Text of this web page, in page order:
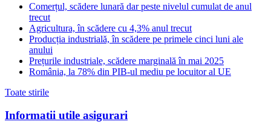
Comerțul, scădere lunară dar peste nivelul cumulat de anul
trecut
Agricultura, în scădere cu 4,3% anul trecut
Producția industrială, în scădere pe primele cinci luni ale
anului
Prețurile industriale, scădere marginală în mai 2025
România, la 78% din PIB-ul mediu pe locuitor al UE
Toate stirile
Informatii utile asigurari